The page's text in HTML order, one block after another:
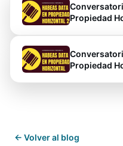
Propiedad
Propiedad
← Volver al blog